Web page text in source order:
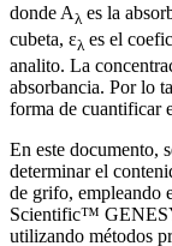
donde Aλ es la
cubeta, ελ es el
analito. La
absorbancia. Por lo
forma de cuantificar
En este documento,
determinar el
de grifo, empleando
Scientific™
utilizando métodos